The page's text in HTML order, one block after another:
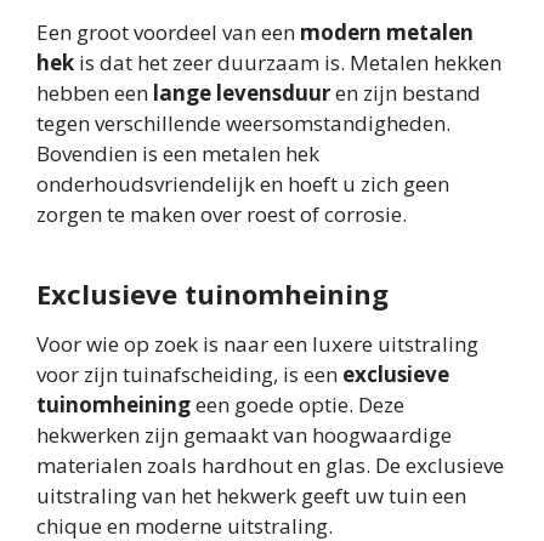
Een groot voordeel van een modern metalen
hek is dat het zeer duurzaam is. Metalen hekken
hebben een lange levensduuren zijn bestand
tegen verschillende weersomstandigheden.
Bovendien is een metalen hek
onderhoudsvriendelijk en hoeft u zich geen
zorgen te maken over roest of corrosie.
Exclusieve tuinomheining
Voor wie op zoek is naar een luxere uitstraling
voor zijn tuinafscheiding, is een exclusieve
tuinomheiningeen goede optie. Deze
hekwerken zijn gemaakt van hoogwaardige
materialen zoals hardhout en glas. De exclusieve
uitstraling van het hekwerk geeft uw tuin een
chique en moderne uitstraling.